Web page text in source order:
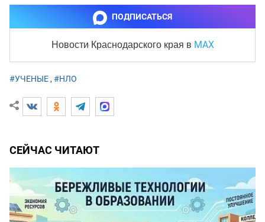
ПОДПИСАТЬСЯ
Новости Краснодарского края в MAX
#УЧЕНЫЕ, #НЛО
СЕЙЧАС ЧИТАЮТ